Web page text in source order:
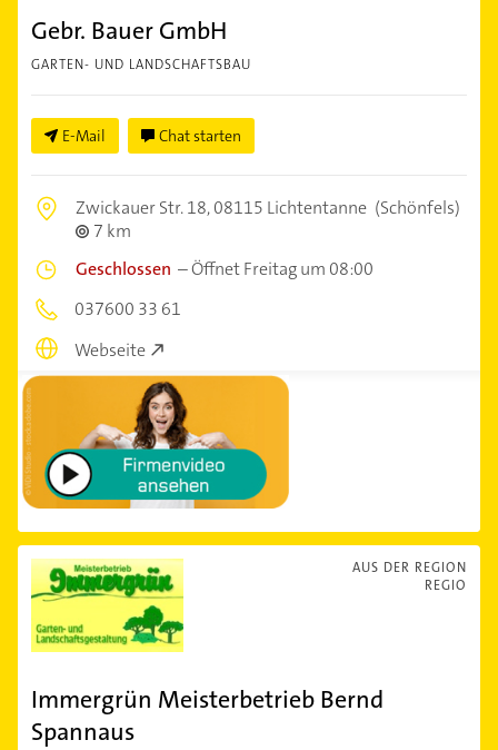
Gebr. Bauer GmbH
GARTEN- UND LANDSCHAFTSBAU
E-Mail Chat starten
Zwickauer Str. 18,08115 Lichtentanne (Schönfels)
7 km
Geschlossen –Öffnet Freitag um 08:00
037600 33 61
Webseite
AUS DER REGION
REGIO
Immergrün Meisterbetrieb Bernd
Spannaus